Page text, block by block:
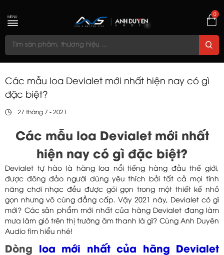
0
MENU
Các mẫu loa Devialet mới nhất hiện nay có gì
đặc biệt?
27 tháng 7 - 2021
Các mẫu loa Devialet mới nhất
hiện nay có gì đặc biệt?
Devialet tự hào là hãng loa nổi tiếng hàng đầu thế giới,
được đông đảo người dùng yêu thích bởi tất cả mọi tính
năng chơi nhạc đều được gói gọn trong một thiết kế nhỏ
gọn nhưng vô cùng đẳng cấp. Vậy 2021 này, Devialet có gì
mới? Các sản phẩm mới nhất của hãng Devialet đang làm
mưa làm gió trên thị trường âm thanh là gì? Cùng Anh Duyên
Audio tìm hiểu nhé!
Dòng
loa mới nhất của hãng Devialet